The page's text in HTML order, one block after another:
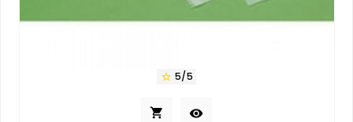
 5/5
 